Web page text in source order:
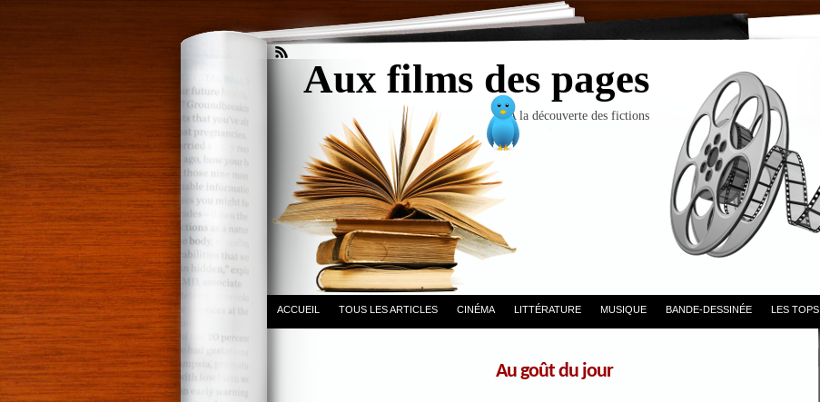
Aux films des pages
A la découverte des fictions
ACCUEIL TOUS LES ARTICLES CINÉMA LITTÉRATURE MUSIQUE BANDE-DESSINÉE LES TOPS
Au goût du jour